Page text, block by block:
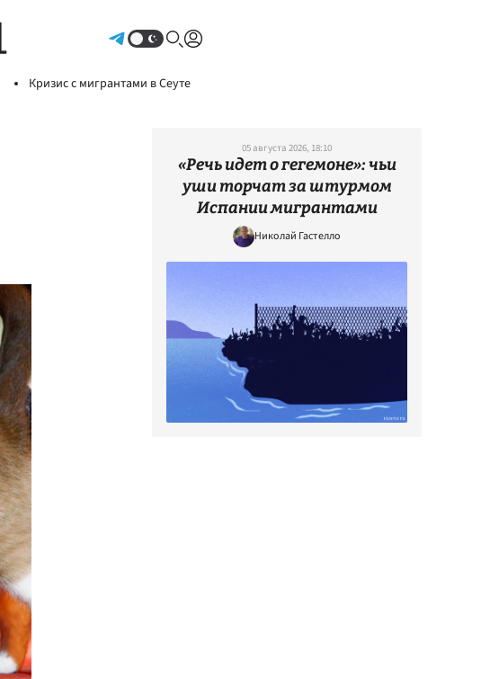
Кризис с мигрантами в Сеуте
05 августа 2026, 18:10
«Речь идет о гегемоне»: чьи
уши торчат за штурмом
Испании мигрантами
Николай Гастелло